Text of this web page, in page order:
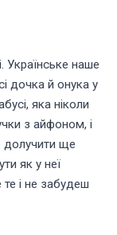
Українське наше
дочка й онука у
яка ніколи
з айфоном, і
долучити ще
як у неї
і не забудеш